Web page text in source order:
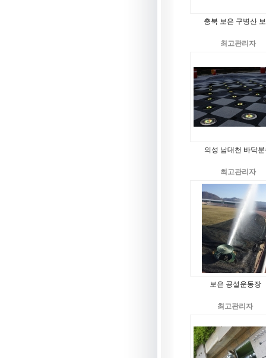
충북 보은 구병산
최고관리자
의성 남대천 바닥
최고관리자
보은 공설운동장
최고관리자